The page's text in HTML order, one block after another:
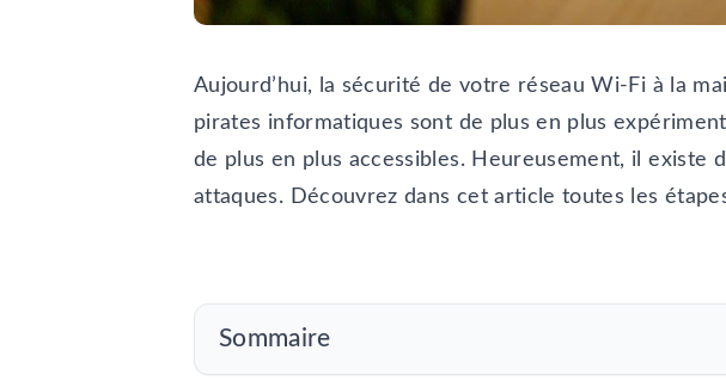
Aujourd’hui, la sécurité de votre réseau Wi-Fi à la
pirates informatiques sont de plus en plus
de plus en plus accessibles. Heureusement, il
attaques. Découvrez dans cet article toutes les
Sommaire